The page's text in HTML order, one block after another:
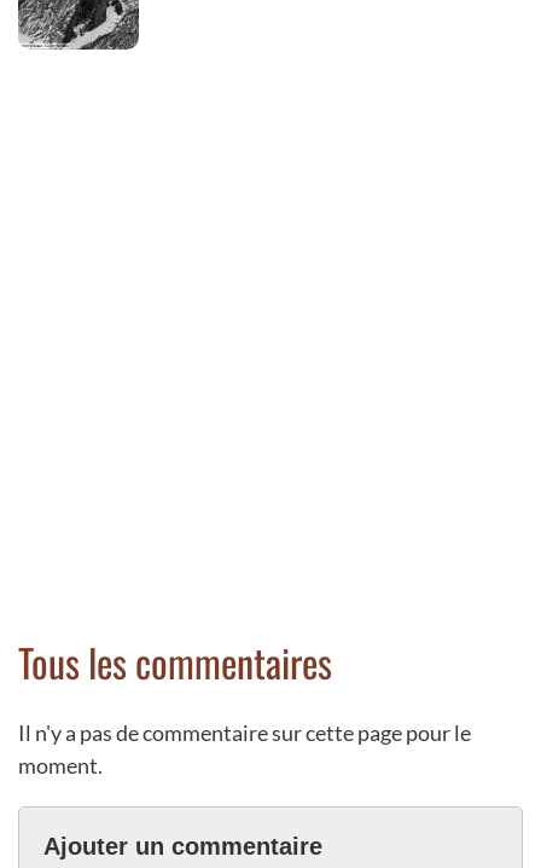
Tous les commentaires
Il n'y a pas de commentaire sur cette page pour le
moment.
Ajouter un commentaire